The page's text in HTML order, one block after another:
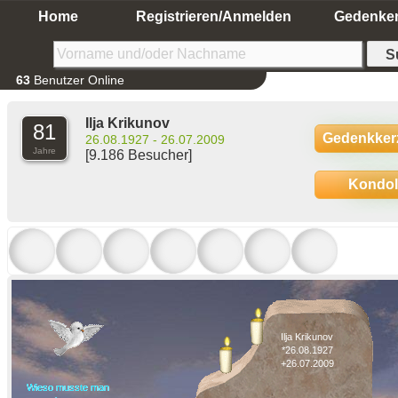
Home Registrieren/Anmelden
63 Benutzer Online
81
Jahre
Ilja Krikunov
26.08.1927 - 26.07.2009
[9.186 Besucher]
Ilja Krikunov
*26.08.1927
+26.07.2009
Wieso musste man
Wieso musste man
Wieso musste man
Wieso musste man